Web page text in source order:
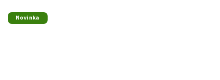
Novinka